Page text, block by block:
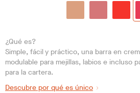
¿Qué es?
Simple, fácil y práctico, una barra en
modulable para mejillas, labios e incluso
para la cartera.
Descubre por qué es único